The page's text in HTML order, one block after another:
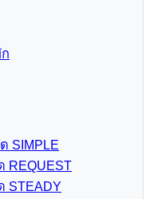
SIMPLE
REQUEST
STEADY